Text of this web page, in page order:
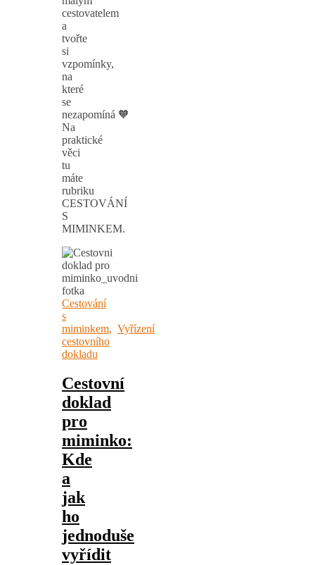
cestovatelem
a
tvořte
si
vzpomínky,
na
které
se
nezapomíná 🧡
Na
praktické
věci
tu
máte
rubriku
CESTOVÁNÍ
S
MIMINKEM.
Cestování
s
miminkem, Vyřízení
cestovního
dokladu
Cestovní
doklad
pro
miminko:
Kde
a
jak
ho
jednoduše
vyřídit